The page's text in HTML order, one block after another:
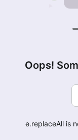
Oops!
e.replaceAll is